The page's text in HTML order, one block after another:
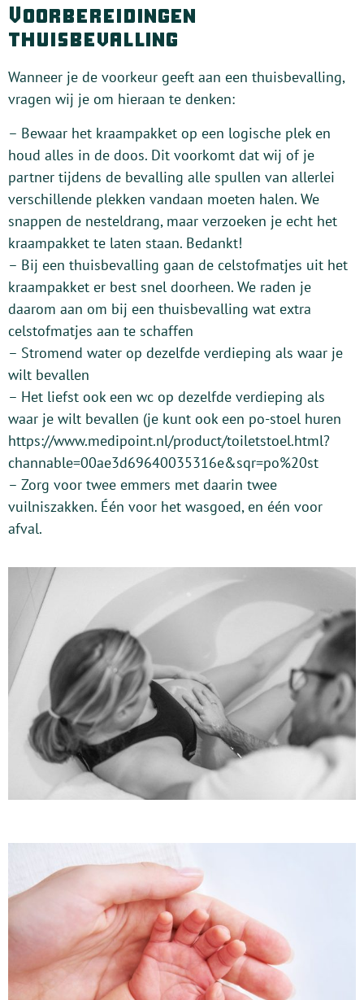
Voorbereidingen
thuisbevalling
Wanneer je de voorkeur geeft aan een thuisbevalling,
vragen wij je om hieraan te denken:
– Bewaar het kraampakket op een logische plek en
houd alles in de doos. Dit voorkomt dat wij of je
partner tijdens de bevalling alle spullen van allerlei
verschillende plekken vandaan moeten halen. We
snappen de nesteldrang, maar verzoeken je echt het
kraampakket te laten staan. Bedankt!
– Bij een thuisbevalling gaan de celstofmatjes uit het
kraampakket er best snel doorheen. We raden je
daarom aan om bij een thuisbevalling wat extra
celstofmatjes aan te schaffen
– Stromend water op dezelfde verdieping als waar je
wilt bevallen
– Het liefst ook een wc op dezelfde verdieping als
waar je wilt bevallen (je kunt ook een po-stoel huren
https://www.medipoint.nl/product/toiletstoel.html?
channable=00ae3d69640035316e&sqr=po%20st
– Zorg voor twee emmers met daarin twee
vuilniszakken. Één voor het wasgoed, en één voor
afval.